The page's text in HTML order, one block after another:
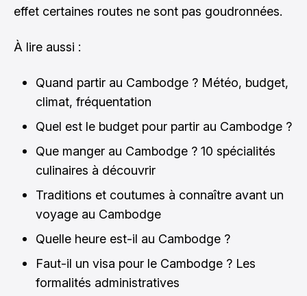
effet certaines routes ne sont pas goudronnées.
À lire aussi :
Quand partir au Cambodge ? Météo, budget,
climat, fréquentation
Quel est le budget pour partir au Cambodge ?
Que manger au Cambodge ? 10 spécialités
culinaires à découvrir
Traditions et coutumes à connaître avant un
voyage au Cambodge
Quelle heure est-il au Cambodge ?
Faut-il un visa pour le Cambodge ? Les
formalités administratives